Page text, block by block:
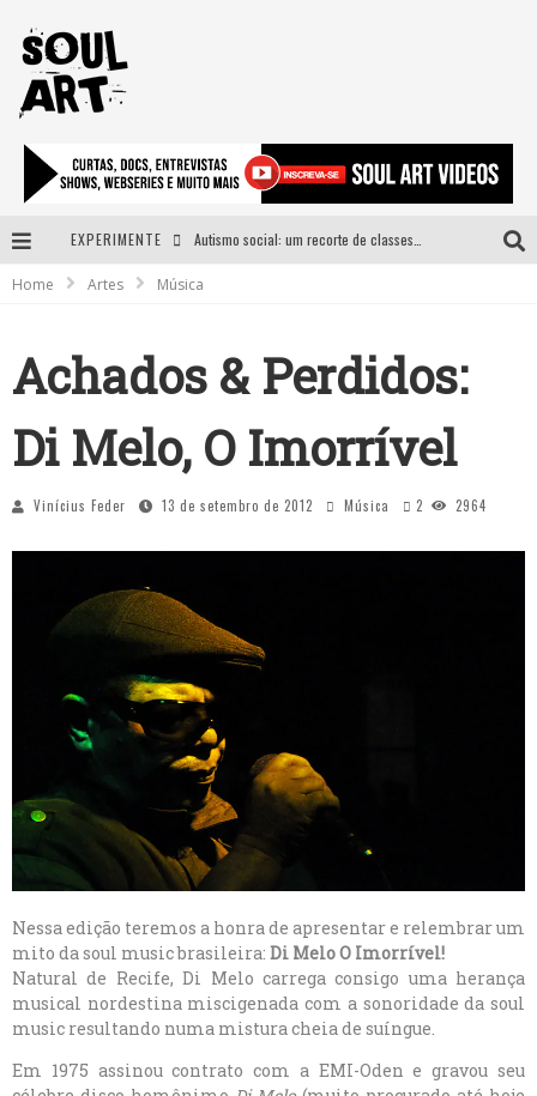
EXPERIMENTE
A subida da rampa é diferente!
Novo single de Arnaldo Tifu, “De Testa” explora brasilidade em sons, cores e símbolos
Home Artes Música
Achados & Perdidos:
Di Melo, O Imorrível
Vinícius Feder 13 de setembro de 2012 Música 2 2964
Nessa edição teremos a honra de apresentar e relembrar um
mito da soul music brasileira: Di Melo O Imorrível!
Natural de Recife, Di Melo carrega consigo uma herança
musical nordestina miscigenada com a sonoridade da soul
music resultando numa mistura cheia de suíngue.
Em 1975 assinou contrato com a EMI-Oden e gravou seu